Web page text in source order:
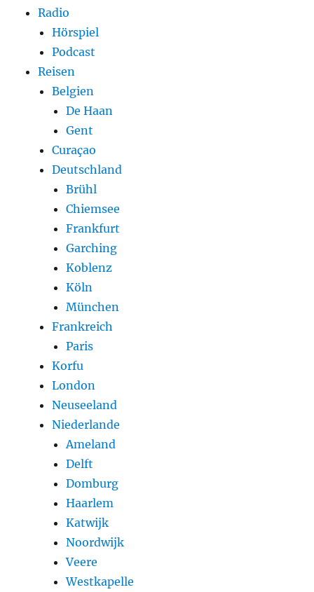
Radio
Hörspiel
Podcast
Reisen
Belgien
De Haan
Gent
Curaçao
Deutschland
Brühl
Chiemsee
Frankfurt
Garching
Koblenz
Köln
München
Frankreich
Paris
Korfu
London
Neuseeland
Niederlande
Ameland
Delft
Domburg
Haarlem
Katwijk
Noordwijk
Veere
Westkapelle